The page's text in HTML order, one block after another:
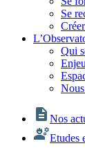
Se
Qui
Nos
Etudes